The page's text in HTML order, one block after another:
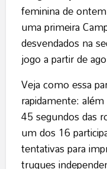
feminina de
uma primeira
desvendados na
jogo a partir de
Veja como essa
rapidamente:
45 segundos das
um dos 16
tentativas para
truques